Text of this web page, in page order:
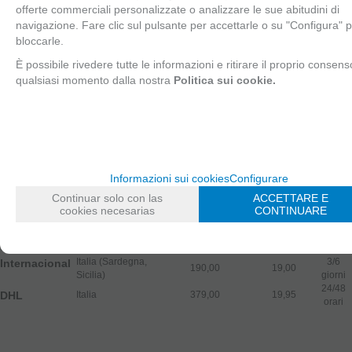
nostro magazzino e dei giorni festivi della località di ricezione
dell'ordine, poiché in questi giorni non si effettuerà la consegna.
Il destinatario deve tenere conto delle disposizioni del paese di
destinazione per l'importazione degli articoli ordinati, in quanto la
Bottega di Celia non è responsabile di queste. L'Atelier di Celia non
Regione
Spedizione
gratuita da
Prezzo
vendita
Tempo
GLS
Internacional
Italia (Sardegna,
Sicilia)
190,00 19,00
3/6
giorni
DHL Italia 379,00 19,95
24/48
orari
offerte commerciali personalizzate o analizzare le sue abitudini di
navigazione. Fare clic sul pulsante per accettarle o su "Configura"
bloccarle.
È possibile rivedere tutte le informazioni e ritirare il proprio
qualsiasi momento dalla nostra Politica sui cookie.
Informazioni sui cookiesConfigurare
Continuar solo con las
cookies necesarias
ACCETTARE E
CONTINUARE